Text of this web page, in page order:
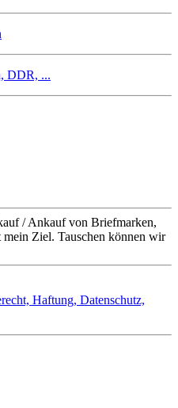
DDR, ...
/ Ankauf von Briefmarken,
mein Ziel. Tauschen können wir
Haftung, Datenschutz,